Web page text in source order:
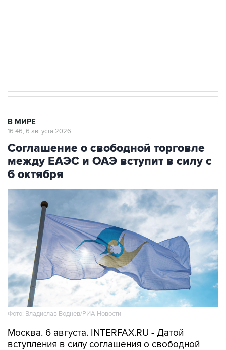
В МИРЕ
16:46, 6 августа 2026
Соглашение о свободной торговле
между ЕАЭС и ОАЭ вступит в силу с
6 октября
Фото: Владислав Воднев/РИА Новости
Москва. 6 августа. INTERFAX.RU - Датой
вступления в силу соглашения о свободной